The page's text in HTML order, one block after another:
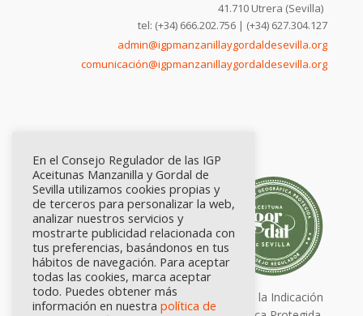
41.710 Utrera (Sevilla)
tel: (+34) 666.202.756 | (+34) 627.304.127
admin@igpmanzanillaygordaldesevilla.org
comunicación@igpmanzanillaygordaldesevilla.org
Calidad certificada por Origen. Sellos de la Indicación
En el Consejo Regulador de las IGP
Aceitunas Manzanilla y Gordal de
Sevilla utilizamos cookies propias y
de terceros para personalizar la web,
analizar nuestros servicios y
mostrarte publicidad relacionada con
tus preferencias, basándonos en tus
hábitos de navegación. Para aceptar
todas las cookies, marca aceptar
todo. Puedes obtener más
información en nuestra política de